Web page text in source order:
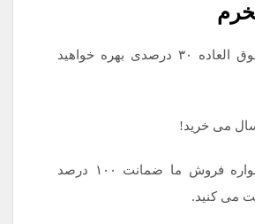
از تخفیف فوق العاده ۳۰ درصدی بهره خواهید
می خرید!
در این جشنواره فروش ما ضمانت ۱۰۰ درصد
می کنید.